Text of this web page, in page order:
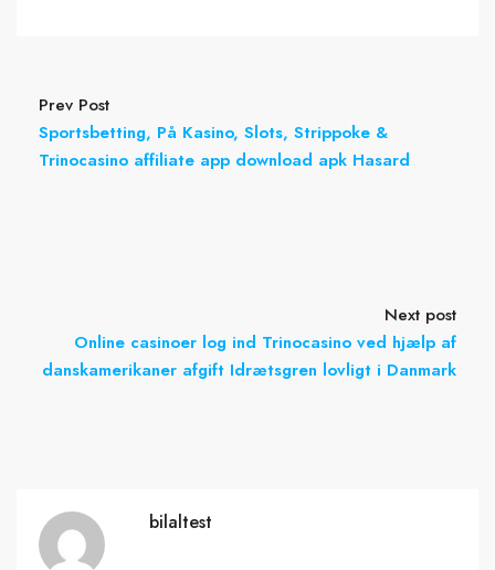
Prev Post
Sportsbetting, På Kasino, Slots, Strippoke &
Trinocasino affiliate app download apk Hasard
Next post
Online casinoer log ind Trinocasino ved hjælp af
danskamerikaner afgift Idrætsgren lovligt i Danmark
bilaltest